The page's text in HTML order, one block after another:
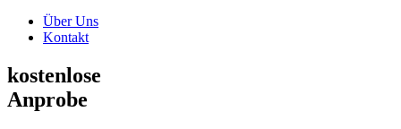
Über Uns
Kontakt
kostenlose
Anprobe